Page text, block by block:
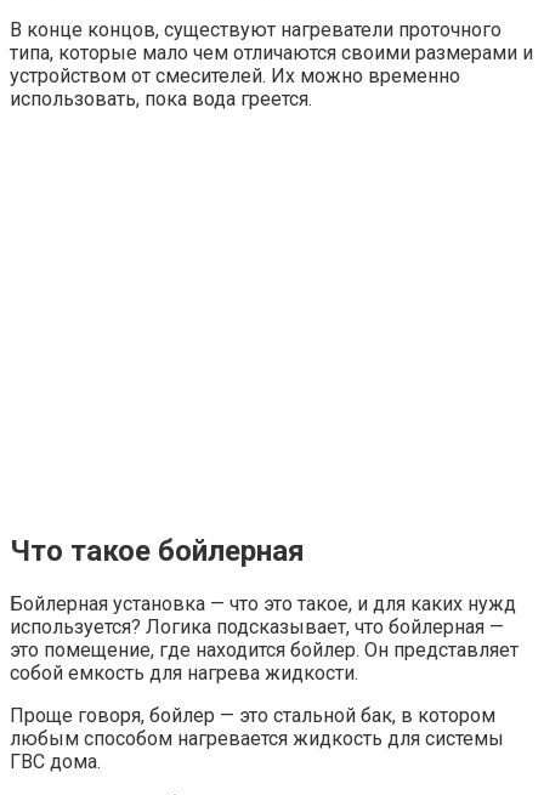
В конце концов, существуют нагреватели проточного
типа, которые мало чем отличаются своими размерами и
устройством от смесителей. Их можно временно
использовать, пока вода греется.
Что такое бойлерная
Бойлерная установка — что это такое, и для каких нужд
используется? Логика подсказывает, что бойлерная —
это помещение, где находится бойлер. Он представляет
собой емкость для нагрева жидкости.
Проще говоря, бойлер — это стальной бак, в котором
любым способом нагревается жидкость для системы
ГВС дома.